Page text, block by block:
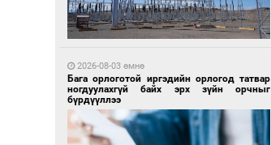
1 өдрийн өмнө өмнө
Ирландын алдарт Boyzone хамтлагийн
2026-08-03 өмнө
Бага орлоготой иргэдийн орлогод татвар
ногдуулахгүй байх эрх зүйн орчныг
бүрдүүллээ